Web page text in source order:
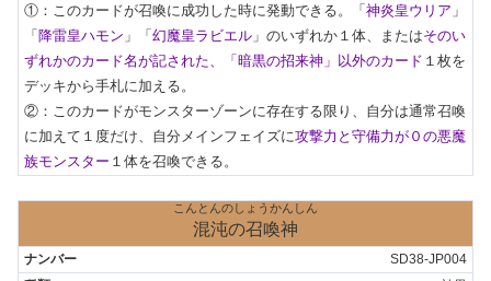
①：このカードが召喚に成功した時に発動できる。「神炎皇ウリア 」
「降雷皇ハモン 」「幻魔皇ラビエル 」のいずれか１体、またはそのい
ずれかのカード名が記された、「暗黒の招来神」以外のカード １枚を
デッキから手札に加える。
②：このカードがモンスターゾーンに存在する限り、自分は通常召喚
に加えて１度だけ、自分メインフェイズに攻撃力と守備力が０の悪魔
族モンスター １体を召喚できる。
こんとんのしょうかんしん
混沌の召喚神
SD38-JP004